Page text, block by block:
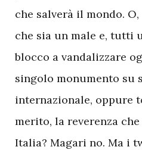
che salverà il mondo.
che sia un male e, tutti
blocco a vandalizzare
singolo monumento su
internazionale, oppure
merito, la reverenza
Italia? Magari no. Ma i